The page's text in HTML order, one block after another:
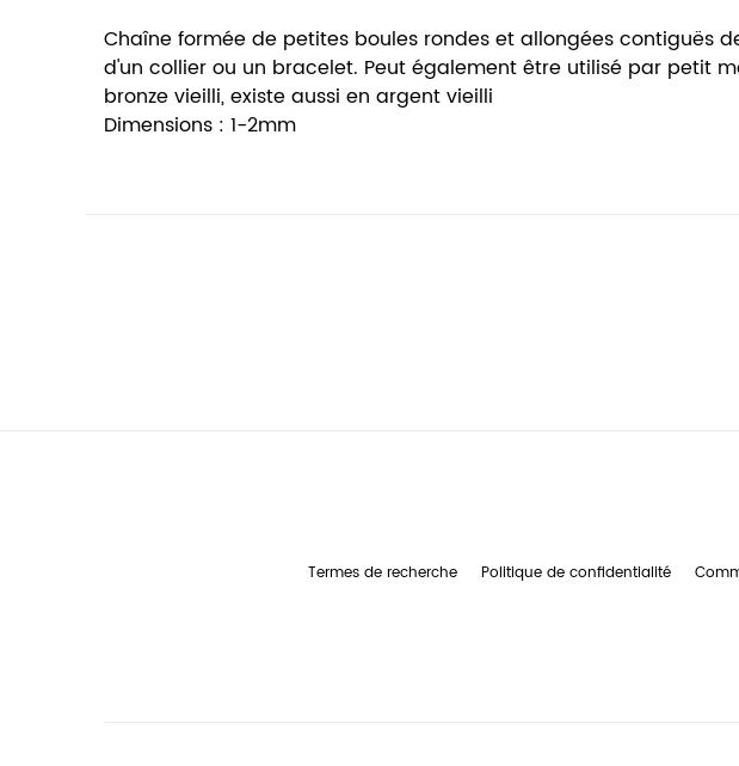
Chaîne formée de petites boules rondes et allongées contiguës
d'un collier ou un bracelet. Peut également être utilisé par petit
bronze vieilli, existe aussi en argent vieilli
Dimensions : 1-2mm
Termes de recherche Politique de confidentialité